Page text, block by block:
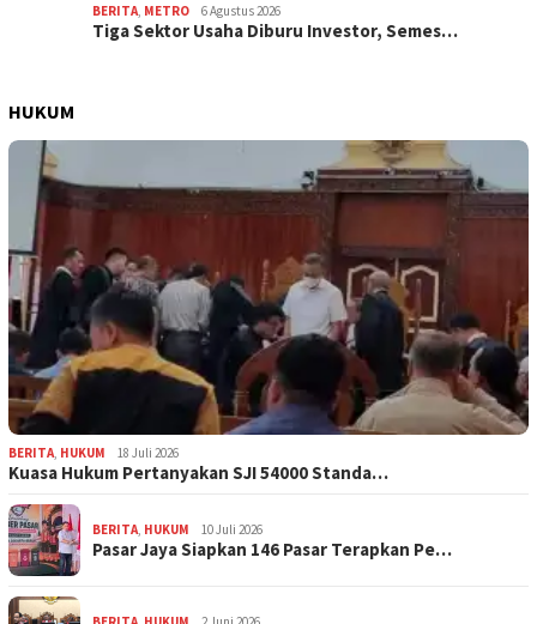
BERITA METRO 6 Agustus 2026
Tiga Sektor Usaha Diburu Investor, Semes…
HUKUM
BERITA HUKUM 18 Juli 2026
Kuasa Hukum Pertanyakan SJI 54000 Standa…
BERITA HUKUM 10 Juli 2026
Pasar Jaya Siapkan 146 Pasar Terapkan Pe…